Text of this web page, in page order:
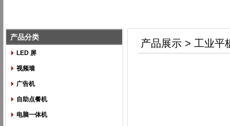
产品分类
LED 屏
视频墙
广告机
自助点餐机
电脑一体机
产品展示 > 工业平